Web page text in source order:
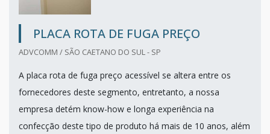
PLACA ROTA DE FUGA PREÇO
ADVCOMM / SÃO CAETANO DO SUL - SP
A placa rota de fuga preço acessível se altera entre os
fornecedores deste segmento, entretanto, a nossa
empresa detém know-how e longa experiência na
confecção deste tipo de produto há mais de 10 anos, além